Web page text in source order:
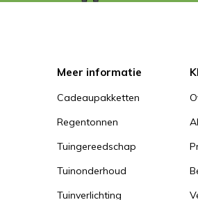
Meer informatie
Cadeaupakketten
Regentonnen
Tuingereedschap
Tuinonderhoud
Tuinverlichting